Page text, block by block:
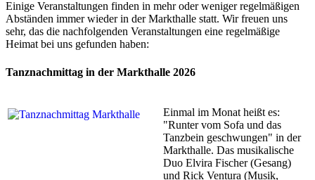
Einige Veranstaltungen finden in mehr oder weniger regelmäßigen
Abständen immer wieder in der Markthalle statt. Wir freuen uns
sehr, das die nachfolgenden Veranstaltungen eine regelmäßige
Heimat bei uns gefunden haben:
Tanznachmittag in der Markthalle 2026
Einmal im Monat heißt es:
"Runter vom Sofa und das
Tanzbein geschwungen" in der
Markthalle. Das musikalische
Duo Elvira Fischer (Gesang)
und Rick Ventura (Musik,